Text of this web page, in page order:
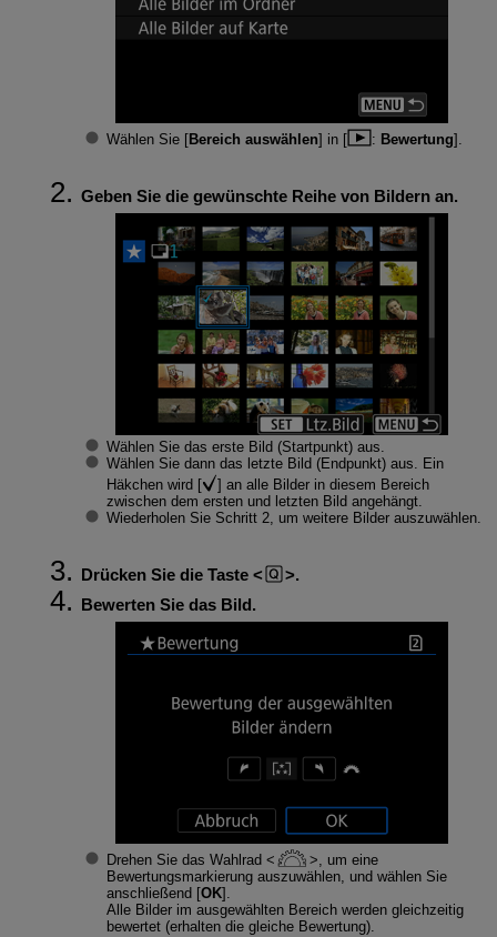
Wählen Sie [Bereich auswählen] in [ : Bewertung].
Geben Sie die gewünschte Reihe von Bildern an.
Wählen Sie das erste Bild (Startpunkt) aus.
Wählen Sie dann das letzte Bild (Endpunkt) aus. Ein
Häkchen wird [
] an alle Bilder in diesem Bereich
zwischen dem ersten und letzten Bild angehängt.
Wiederholen Sie Schritt 2, um weitere Bilder auszuwählen.
Drücken Sie die Taste
.
Bewerten Sie das Bild.
Drehen Sie das Wahlrad
, um eine
Bewertungsmarkierung auszuwählen, und wählen Sie
anschließend [OK].
Alle Bilder im ausgewählten Bereich werden gleichzeitig
bewertet (erhalten die gleiche Bewertung).